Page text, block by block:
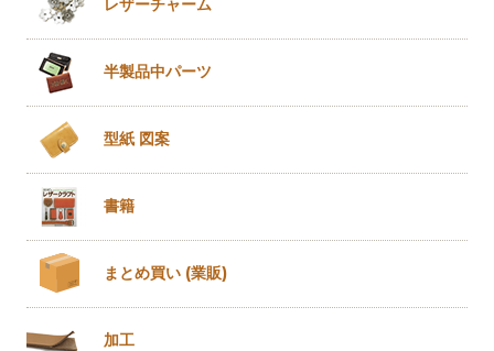
レザーチャーム
半製品中パーツ
型紙 図案
書籍
まとめ買い (業販)
加工